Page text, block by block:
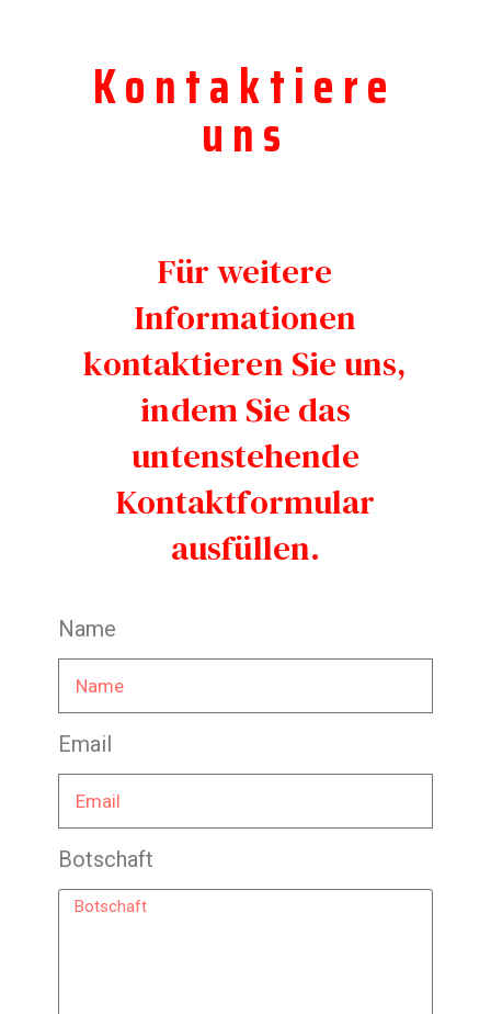
Kontaktiere
uns
Für weitere
Informationen
kontaktieren Sie uns,
indem Sie das
untenstehende
Kontaktformular
ausfüllen.
Name
Email
Botschaft